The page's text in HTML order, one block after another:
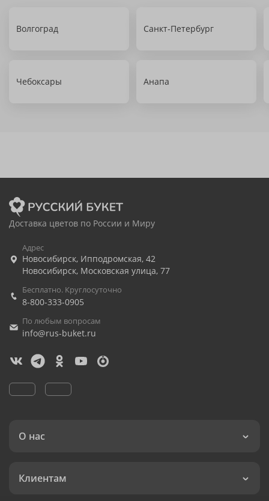
Волгоград Санкт-Петербург
Чебоксары Анапа
Доставка цветов по России и Миру
Адрес
Новосибирск, Ипподромская, 42
Новосибирск, Московская улица, 77
Бесплатно. Круглосуточно
8-800-333-0905
По любым вопросам
info@rus-buket.ru
О нас
Клиентам